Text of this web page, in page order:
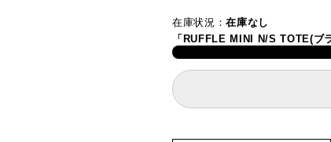
在庫状況：在庫なし
「RUFFLE MINI N/S TOTE(ブ